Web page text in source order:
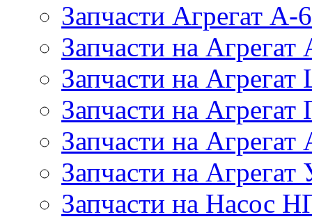
Запчасти Агрегат А-
Запчасти на
Запчасти на
Запчасти на
Запчасти на
Запчасти на
Запчасти на Насос